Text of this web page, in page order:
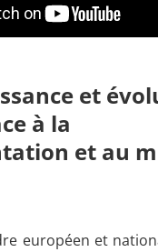
et
à la
et au
européen et